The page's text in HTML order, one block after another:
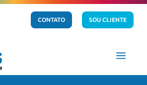
CONTATO SOU CLIENTE
a